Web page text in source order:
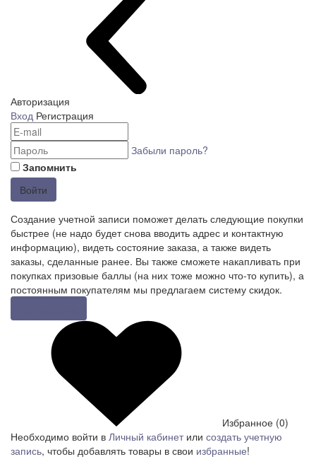
Авторизация
Вход Регистрация
Забыли пароль?
Запомнить
Войти
Создание учетной записи поможет делать следующие покупки
быстрее (не надо будет снова вводить адрес и контактную
информацию), видеть состояние заказа, а также видеть
заказы, сделанные ранее. Вы также сможете накапливать при
покупках призовые баллы (на них тоже можно что-то купить), а
постоянным покупателям мы предлагаем систему скидок.
Избранное (0)
Необходимо войти в Личный кабинетили создать учетную
запись, чтобы добавлять товары в свои избранные!